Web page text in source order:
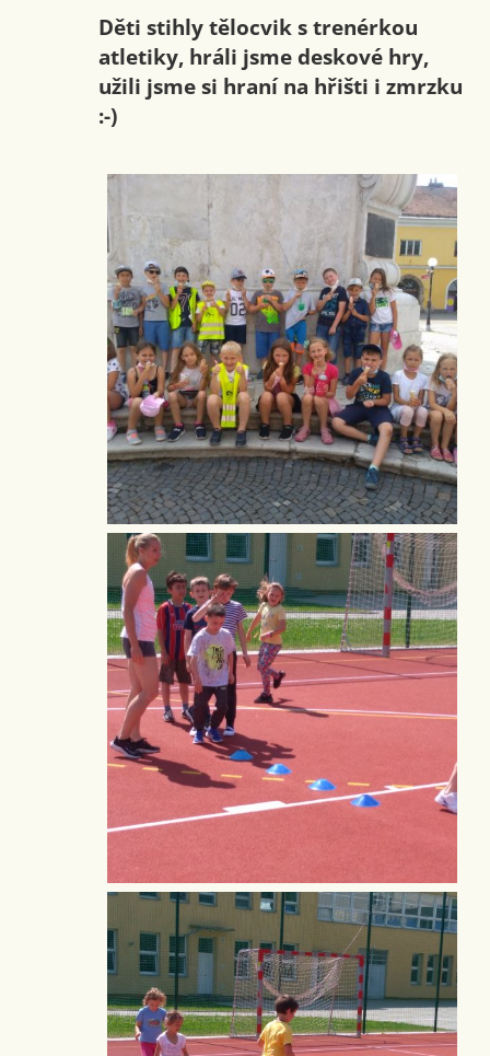
Děti stihly tělocvik s trenérkou
atletiky, hráli jsme deskové hry,
užili jsme si hraní na hřišti i zmrzku
:-)